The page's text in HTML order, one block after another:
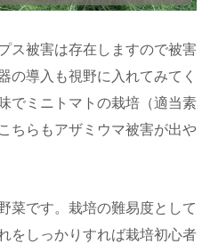
ス被害は存在しますので被害
の導入も視野に入れてみてく
でミニトマトの栽培（適当素
ちらもアザミウマ被害が出や
菜です。栽培の難易度として
をしっかりすれば栽培初心者